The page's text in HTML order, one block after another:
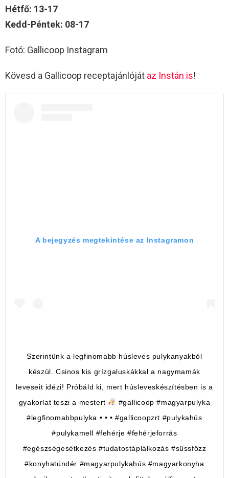
Hétfő: 13-17
Kedd-Péntek: 08-17
Fotó: Gallicoop Instagram
Kövesd a Gallicoop receptajánlóját az Instán is!
A bejegyzés megtekintése az Instagramon
Szerintünk a legfinomabb húsleves pulykanyakból
készül. Csinos kis grízgaluskákkal a nagymamák
leveseit idézi! Próbáld ki, mert húsleveskészítésben is a
gyakorlat teszi a mestert
#gallicoop #magyarpulyka
#legfinomabbpulyka • • • #gallicoopzrt #pulykahús
#pulykamell #fehérje #fehérjeforrás
#egészségesétkezés #tudatostáplálkozás #süssfőzz
#konyhatündér #magyarpulykahús #magyarkonyha